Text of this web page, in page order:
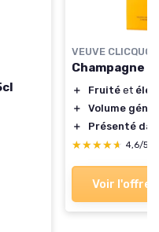
VEUVE CLICQUOT
Champagne
＋ Fruité et
＋
Volume
＋
Présenté
★★★★★
★★★★★ 4,6/5
Voir l'offre